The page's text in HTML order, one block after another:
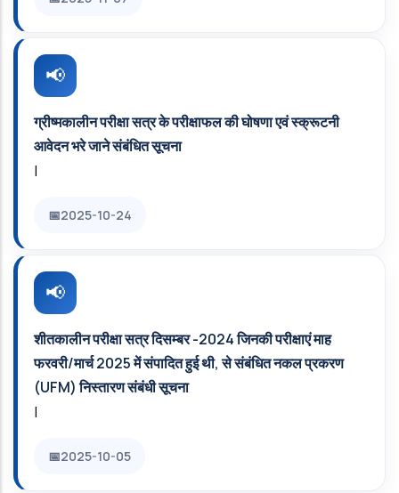
ग्रीष्‍मकालीन परीक्षा सत्र के परीक्षाफल की घोषणा एवं स्क्रूटनी
आवेदन भरे जाने संबंधित सूचना
|
2025-10-24
शीतकालीन परीक्षा सत्र दिसम्बर -2024 जिनकी परीक्षाएं माह
फरवरी/मार्च 2025 में संपादित हुई थी, से संबंधित नकल प्रकरण
(UFM) निस्तारण संबंधी सूचना
|
2025-10-05